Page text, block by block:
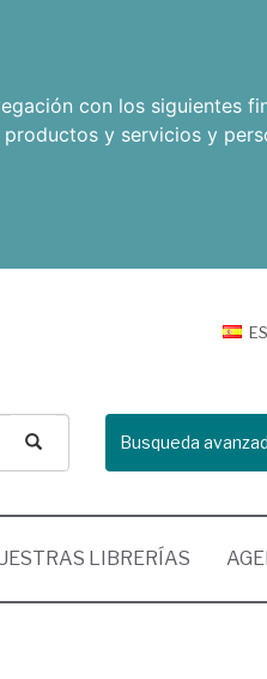
con los siguientes
y servicios y
ES
Busqueda
LIBRERÍAS